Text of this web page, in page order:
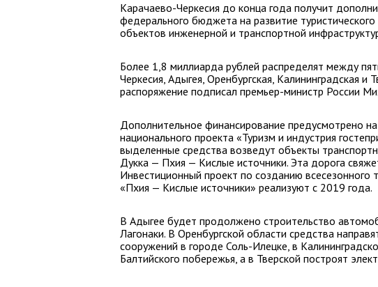
Карачаево-Черкесия до конца года получит
федерального бюджета на развитие
объектов инженерной и транспортной
Более 1,8 миллиарда рублей распределят между
Черкесия, Адыгея, Оренбургская, Калининградская и
распоряжение подписал премьер-министр России
Дополнительное финансирование предусмотрено
национального проекта «Туризм и индустрия
выделенные средства возведут объекты
Дукка — Пхия — Кислые источники. Эта дорога
Инвестиционный проект по созданию всесезонного
«Пхия — Кислые источники» реализуют с 2019 года.
В Адыгее будет продолжено строительство
Лагонаки. В Оренбургской области средства
сооружений в городе Соль-Илецке, в
Балтийского побережья, а в Тверской построят